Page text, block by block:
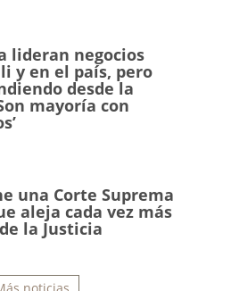
lideran negocios
y en el país, pero
desde la
mayoría con
una Corte Suprema
aleja cada vez más
la Justicia